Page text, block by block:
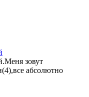
зовут
абсолютно